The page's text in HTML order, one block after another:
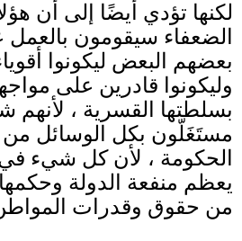
لكنها تؤدي أيضًا إلى أن
الضعفاء سيقومون بالعمل
بعضهم البعض ليكونوا
وليكونوا قادرين على
بسلطتها القسرية ، لأنهم
مستَغَلّون بكل الوسائل
الحكومة ، لأن كل شيء
يعظم منفعة الدولة
من حقوق وقدرات